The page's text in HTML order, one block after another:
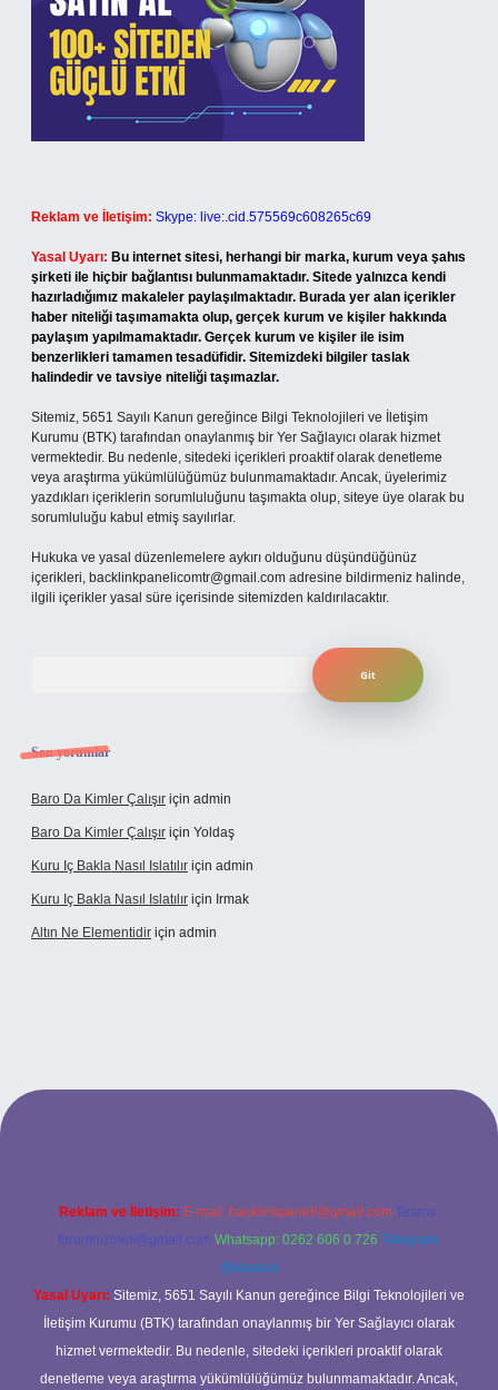
Reklam ve İletişim: Skype: live:.cid.575569c608265c69
Yasal Uyarı: Bu internet sitesi, herhangi bir marka, kurum veya şahıs
şirketi ile hiçbir bağlantısı bulunmamaktadır. Sitede yalnızca kendi
hazırladığımız makaleler paylaşılmaktadır. Burada yer alan içerikler
haber niteliği taşımamakta olup, gerçek kurum ve kişiler hakkında
paylaşım yapılmamaktadır. Gerçek kurum ve kişiler ile isim
benzerlikleri tamamen tesadüfidir. Sitemizdeki bilgiler taslak
halindedir ve tavsiye niteliği taşımazlar.
Sitemiz, 5651 Sayılı Kanun gereğince Bilgi Teknolojileri ve İletişim
Kurumu (BTK) tarafından onaylanmış bir Yer Sağlayıcı olarak hizmet
vermektedir. Bu nedenle, sitedeki içerikleri proaktif olarak denetleme
veya araştırma yükümlülüğümüz bulunmamaktadır. Ancak, üyelerimiz
yazdıkları içeriklerin sorumluluğunu taşımakta olup, siteye üye olarak bu
sorumluluğu kabul etmiş sayılırlar.
Hukuka ve yasal düzenlemelere aykırı olduğunu düşündüğünüz
içerikleri, backlinkpanelicomtr@gmail.com adresine bildirmeniz halinde,
ilgili içerikler yasal süre içerisinde sitemizden kaldırılacaktır.
Son yorumlar
Baro Da Kimler Çalışır için admin
Baro Da Kimler Çalışır için Yoldaş
Kuru Iç Bakla Nasıl Islatılır için admin
Kuru Iç Bakla Nasıl Islatılır için Irmak
Altın Ne Elementidir için admin
güncel giriş
Reklam ve İletişim: E-mail: backlinkpaneli@gmail.com Teams:
forumhizmeti@gmail.com Whatsapp: 0262 606 0 726 Telegram:
@karabul
Yasal Uyarı: Sitemiz, 5651 Sayılı Kanun gereğince Bilgi Teknolojileri ve
İletişim Kurumu (BTK) tarafından onaylanmış bir Yer Sağlayıcı olarak
hizmet vermektedir. Bu nedenle, sitedeki içerikleri proaktif olarak
denetleme veya araştırma yükümlülüğümüz bulunmamaktadır. Ancak,